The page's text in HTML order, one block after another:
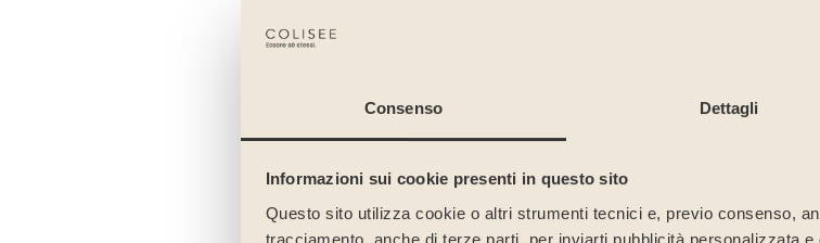
Consenso Dettagli
Informazioni sui cookie presenti in questo sito
Questo sito utilizza cookie o altri strumenti tecnici e, previo consenso,
tracciamento, anche di terze parti, per inviarti pubblicità personalizzata
La